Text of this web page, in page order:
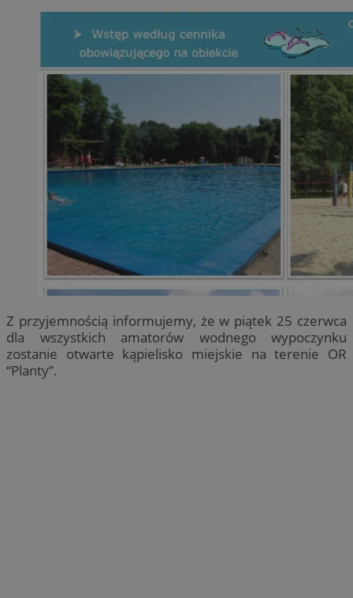
Z przyjemnością informujemy, że w piątek 25 czerwca
dla wszystkich amatorów wodnego wypoczynku
zostanie otwarte kąpielisko miejskie na terenie OR
“Planty”.